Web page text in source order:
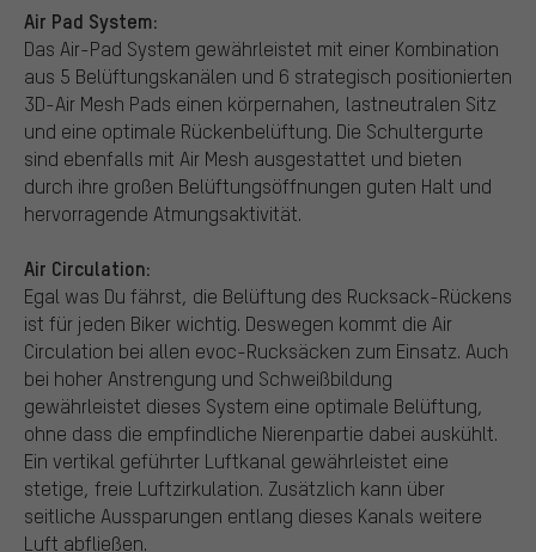
Air Pad System:
Das Air-Pad System gewährleistet mit einer Kombination
aus 5 Belüftungskanälen und 6 strategisch positionierten
3D-Air Mesh Pads einen körpernahen, lastneutralen Sitz
und eine optimale Rückenbelüftung. Die Schultergurte
sind ebenfalls mit Air Mesh ausgestattet und bieten
durch ihre großen Belüftungsöffnungen guten Halt und
hervorragende Atmungsaktivität.
Air Circulation:
Egal was Du fährst, die Belüftung des Rucksack-Rückens
ist für jeden Biker wichtig. Deswegen kommt die Air
Circulation bei allen evoc-Rucksäcken zum Einsatz. Auch
bei hoher Anstrengung und Schweißbildung
gewährleistet dieses System eine optimale Belüftung,
ohne dass die empfindliche Nierenpartie dabei auskühlt.
Ein vertikal geführter Luftkanal gewährleistet eine
stetige, freie Luftzirkulation. Zusätzlich kann über
seitliche Aussparungen entlang dieses Kanals weitere
Luft abfließen.